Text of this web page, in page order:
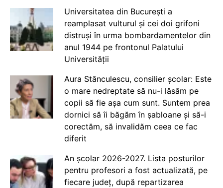
Universitatea din București a
reamplasat vulturul și cei doi grifoni
distruși în urma bombardamentelor din
anul 1944 pe frontonul Palatului
Universității
Aura Stănculescu, consilier școlar: Este
o mare nedreptate să nu-i lăsăm pe
copii să fie așa cum sunt. Suntem prea
dornici să îi băgăm în șabloane și să-i
corectăm, să invalidăm ceea ce fac
diferit
An școlar 2026-2027. Lista posturilor
pentru profesori a fost actualizată, pe
fiecare județ, după repartizarea